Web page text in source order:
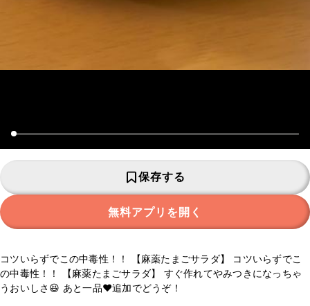
保存する
無料アプリを開く
コツいらずでこの中毒性！！ 【麻薬たまごサラダ】 コツいらずでこ
の中毒性！！ 【麻薬たまごサラダ】 すぐ作れてやみつきになっちゃ
うおいしさ😆 あと一品❤追加でどうぞ！